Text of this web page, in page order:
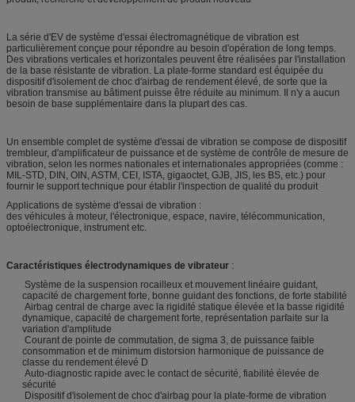
La série d'EV de système d'essai électromagnétique de vibration est
particulièrement conçue pour répondre au besoin d'opération de long temps.
Des vibrations verticales et horizontales peuvent être réalisées par l'installation
de la base résistante de vibration. La plate-forme standard est équipée du
dispositif d'isolement de choc d'airbag de rendement élevé, de sorte que la
vibration transmise au bâtiment puisse être réduite au minimum. Il n'y a aucun
besoin de base supplémentaire dans la plupart des cas.
Un ensemble complet de système d'essai de vibration se compose de dispositif
trembleur, d'amplificateur de puissance et de système de contrôle de mesure de
vibration, selon les normes nationales et internationales appropriées (comme :
MIL-STD, DIN, OIN, ASTM, CEI, ISTA, gigaoctet, GJB, JIS, les BS, etc.) pour
fournir le support technique pour établir l'inspection de qualité du produit
Applications de système d'essai de vibration :
des véhicules à moteur, l'électronique, espace, navire, télécommunication,
optoélectronique, instrument etc.
Caractéristiques électrodynamiques de vibrateur :
Système de la suspension rocailleux et mouvement linéaire guidant,
capacité de chargement forte, bonne guidant des fonctions, de forte stabilité
Airbag central de charge avec la rigidité statique élevée et la basse rigidité
dynamique, capacité de chargement forte, représentation parfaite sur la
variation d'amplitude
Courant de pointe de commutation, de sigma 3, de puissance faible
consommation et de minimum distorsion harmonique de puissance de
classe du rendement élevé D
Auto-diagnostic rapide avec le contact de sécurité, fiabilité élevée de
sécurité
Dispositif d'isolement de choc d'airbag pour la plate-forme de vibration